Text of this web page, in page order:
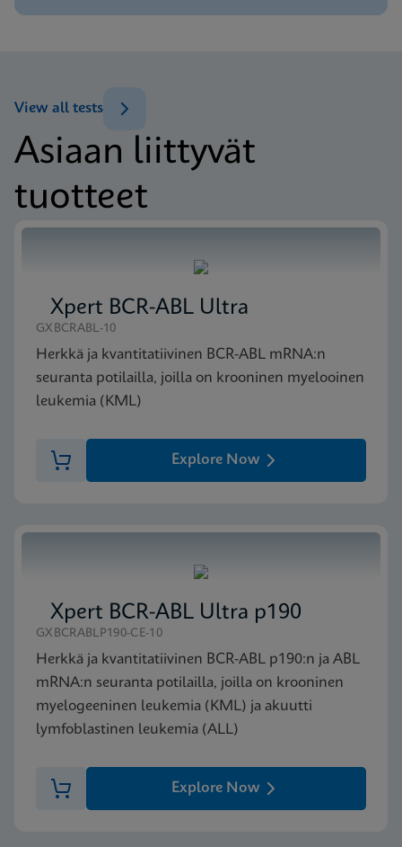
ENG
Xpert NPM1 Mutation SDS Global (Multi)
Xpert NPM1 Mutation SDS CE-IVD (Finnish)
FIN
MSDS/SDS
Asiaan liittyvät
tuotteet
View all tests
Xpert BCR-ABL Ultra
GXBCRABL-10
Herkkä ja kvantitatiivinen BCR-ABL mRNA:n
seuranta potilailla, joilla on krooninen myelooinen
leukemia (KML)
Explore Now
Xpert BCR-ABL Ultra p190
GXBCRABLP190-CE-10
Herkkä ja kvantitatiivinen BCR-ABL p190:n ja ABL
mRNA:n seuranta potilailla, joilla on krooninen
myelogeeninen leukemia (KML) ja akuutti
lymfoblastinen leukemia (ALL)
Explore Now